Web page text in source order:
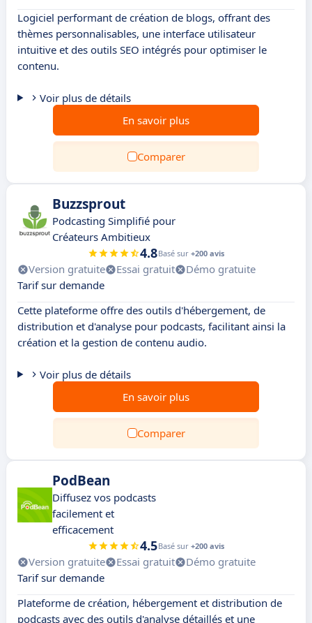
Logiciel performant de création de blogs, offrant des
thèmes personnalisables, une interface utilisateur
intuitive et des outils SEO intégrés pour optimiser le
contenu.
Voir plus de détails
En savoir plus
Comparer
Buzzsprout
Podcasting Simplifié pour
Créateurs Ambitieux
4.8Basé sur +200 avis
Version gratuite Essai gratuit
Démo gratuite
Tarif sur demande
Cette plateforme offre des outils d'hébergement, de
distribution et d'analyse pour podcasts, facilitant ainsi la
création et la gestion de contenu audio.
Voir plus de détails
En savoir plus
Comparer
PodBean
Diffusez vos podcasts
facilement et
efficacement
4.5Basé sur +200 avis
Version gratuite Essai gratuit
Démo gratuite
Tarif sur demande
Plateforme de création, hébergement et distribution de
podcasts avec des outils d'analyse détaillés et une